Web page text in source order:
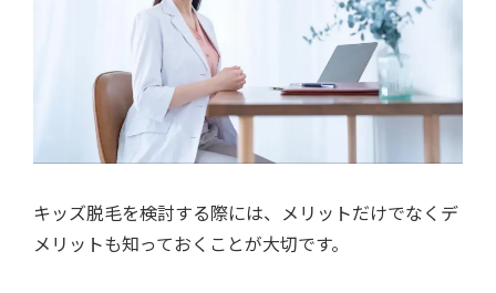
キッズ脱毛を検討する際には、メリットだけでなくデ
メリットも知っておくことが大切です。